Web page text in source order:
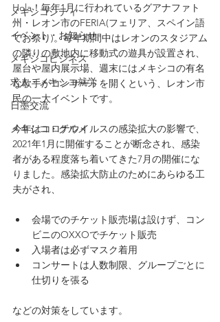
メキシコシティ
イベント・お知らせ
メキシコビジネス
求人・メキシコ就労
日墨交流
メキシコ・グルメ
Hola！毎年1月に行われているグアナファト
州・レオン市のFERIA(フェリア、スペイン語
でお祭り)。毎年期間中はレオンのスタジアム
の隣りの敷地内に移動式の遊具が設置され、
屋台や屋内展示場、週末にはメキシコの有名
な歌手がコンサートを開くという、レオン市
民の一大イベントです。
今年はコロナウイルスの感染拡大の影響で、
2021年1月に開催することが断念され、感染
者がある程度落ち着いてきた7月の開催にな
りました。感染拡大防止のためにあらゆる工
夫がされ、
会場でのチケット販売場は設けず、コン
ビニのOXXOでチケット販売
入場者は必ずマスク着用
コンサートは人数制限、グループごとに
仕切りを張る
などの対策をしています。